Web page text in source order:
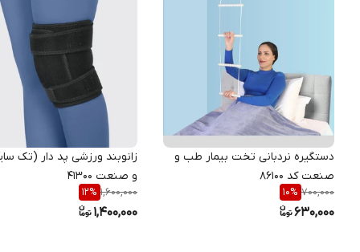
دستگیره نردبانی تخت بیمار طب و
صنعت کد ۸۶۱۰۰
700,000
10%
630,000
زانوبند ورزشی پد دار (تک
و صنعت 41300
1,600,000
12%
1,400,000